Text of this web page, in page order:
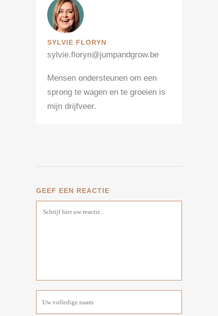
SYLVIE FLORYN
sylvie.floryn@jumpandgrow.be
Mensen ondersteunen om een
sprong te wagen en te groeien is
mijn drijfveer.
GEEF EEN REACTIE